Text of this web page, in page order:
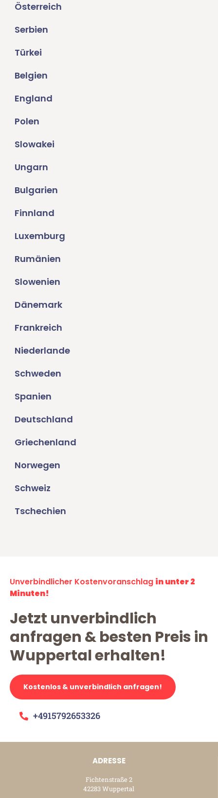
Österreich
Serbien
Türkei
Belgien
England
Polen
Slowakei
Ungarn
Bulgarien
Finnland
Luxemburg
Rumänien
Slowenien
Dänemark
Frankreich
Niederlande
Schweden
Spanien
Deutschland
Griechenland
Norwegen
Schweiz
Tschechien
Unverbindlicher Kostenvoranschlag in unter 2
Minuten!
Jetzt unverbindlich
anfragen & besten Preis in
Wuppertal erhalten!
Kostenlos & unverbindlich anfragen!
+4915792653326
ADRESSE
Fichtenstraße 2
42283 Wuppertal